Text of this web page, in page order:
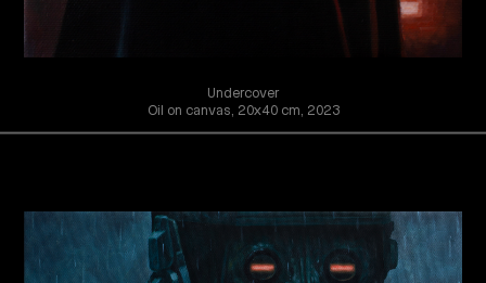
Undercover
Oil on canvas, 20x40 cm, 2023